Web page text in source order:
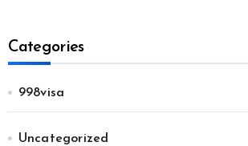
Categories
998visa
Uncategorized